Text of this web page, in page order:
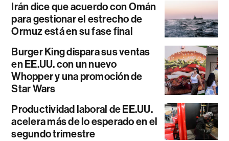
Irán dice que acuerdo con Omán
para gestionar el estrecho de
Ormuz está en su fase final
Burger King dispara sus ventas
en EE.UU. con un nuevo
Whopper y una promoción de
Star Wars
Productividad laboral de EE.UU.
acelera más de lo esperado en el
segundo trimestre